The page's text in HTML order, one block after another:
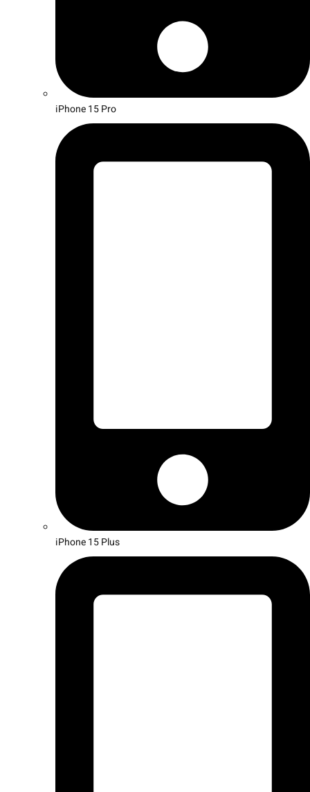
iPhone 15 Pro
iPhone 15 Plus